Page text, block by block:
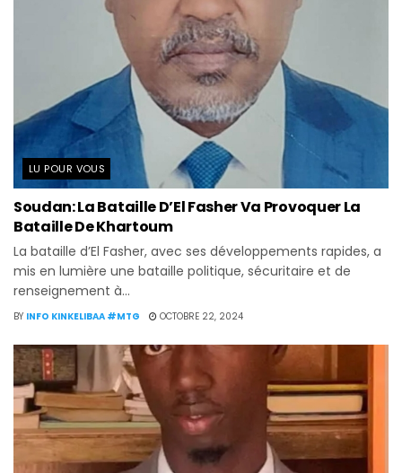
LU POUR VOUS
Soudan: La Bataille D’El Fasher Va Provoquer La
Bataille De Khartoum
La bataille d’El Fasher, avec ses développements rapides, a
mis en lumière une bataille politique, sécuritaire et de
renseignement à...
BY INFO KINKELIBAA #MTG OCTOBRE 22, 2024